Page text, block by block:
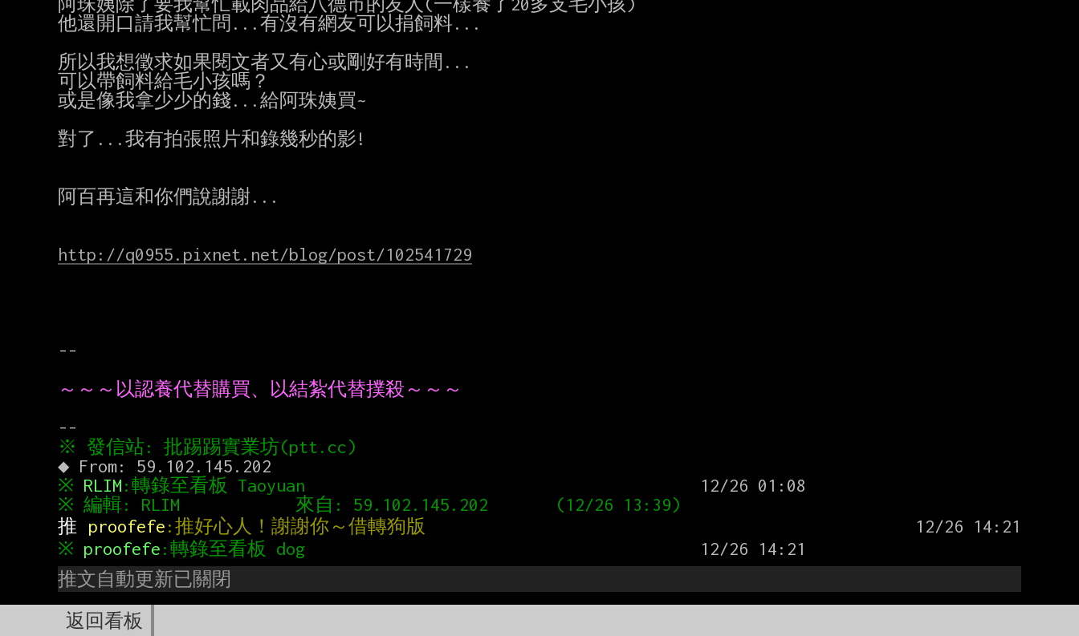
返回看板
他還開口請我幫忙問...有沒有網友可以捐飼料...
所以我想徵求如果閱文者又有心或剛好有時間...
可以帶飼料給毛小孩嗎？
或是像我拿少少的錢...給阿珠姨買~
對了...我有拍張照片和錄幾秒的影!
阿百再這和你們說謝謝...
http://q0955.pixnet.net/blog/post/102541729
--
～～～以認養代替購買、以結紮代替撲殺～～～
※ RLIM:轉錄至看板 Taoyuan
推
proofefe:推好心人！謝謝你～借轉狗版
※ proofefe:轉錄至看板 dog
推文自動更新已關閉